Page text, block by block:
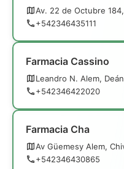
Av. 22 de Octubre
+542346435111
Farmacia Cassino
Leandro N. Alem,
+542346422020
Farmacia Cha
Av Güemesy Alem,
+542346430865